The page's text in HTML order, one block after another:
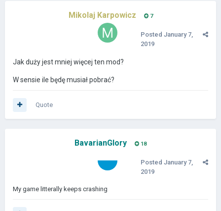
Mikolaj Karpowicz 7
Posted January 7,
2019
Jak duży jest mniej więcej ten mod?
W sensie ile będę musiał pobrać?
Quote
BavarianGlory 18
Posted January 7,
2019
My game litterally keeps crashing